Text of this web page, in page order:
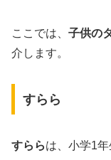
ここでは、 子供の
介します。
すらら
すららは、小学1